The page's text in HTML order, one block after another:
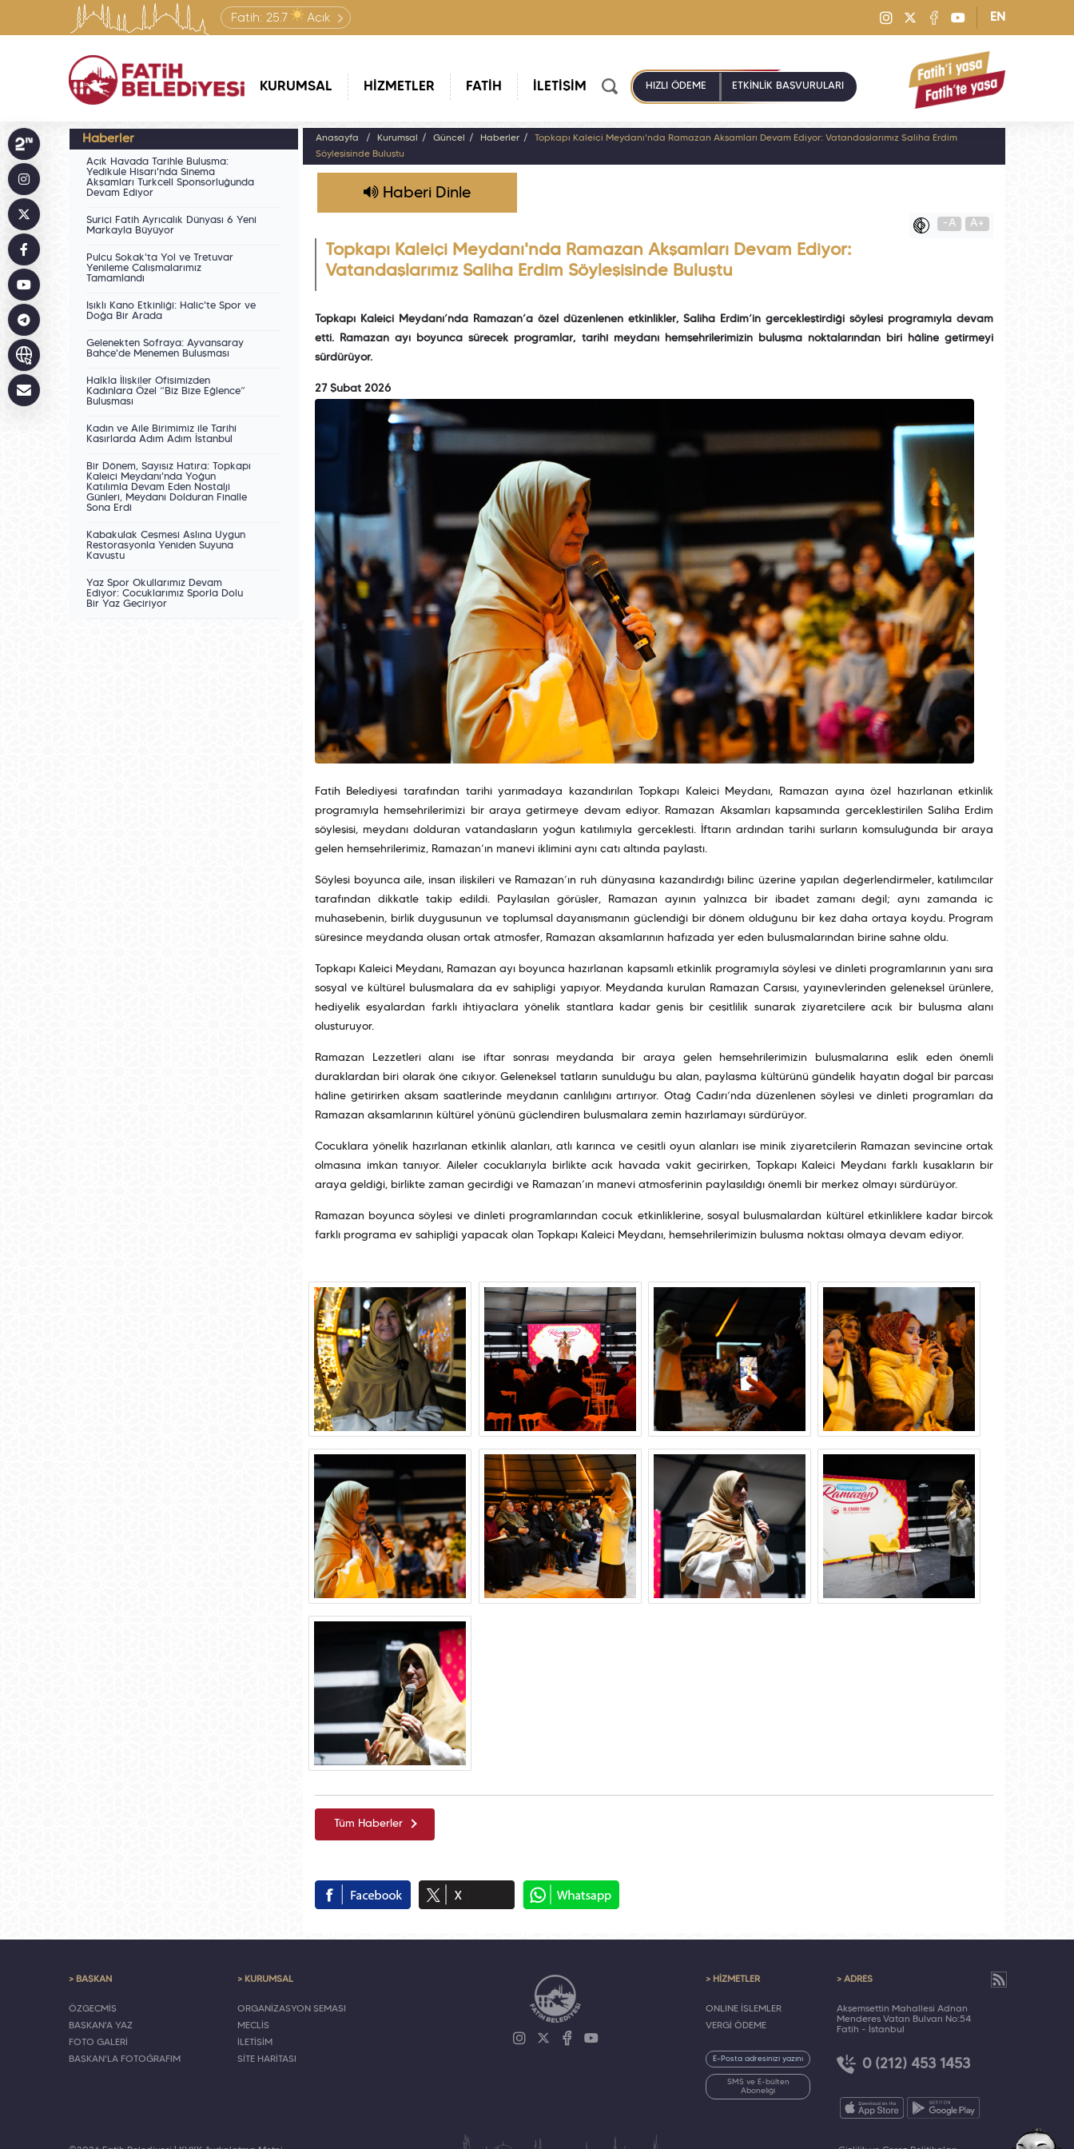
Fatih: 25.7 Açık EN
KURUMSAL HİZMETLER FATİH İLETİŞİM HIZLI ÖDEME ETKİNLİK BAŞVURULARI
Haberler
Açık Havada Tarihle Buluşma:
Yedikule Hisarı'nda Sinema
Akşamları Turkcell Sponsorluğunda
Devam Ediyor
Suriçi Fatih Ayrıcalık Dünyası 6 Yeni
Markayla Büyüyor
Pulcu Sokak'ta Yol ve Tretuvar
Yenileme Çalışmalarımız
Tamamlandı
Işıklı Kano Etkinliği: Haliç'te Spor ve
Doğa Bir Arada
Gelenekten Sofraya: Ayvansaray
Bahçe'de Menemen Buluşması
Halkla İlişkiler Ofisimizden
Kadınlara Özel “Biz Bize Eğlence”
Buluşması
Kadın ve Aile Birimimiz ile Tarihî
Kasırlarda Adım Adım İstanbul
Bir Dönem, Sayısız Hatıra: Topkapı
Kaleiçi Meydanı'nda Yoğun
Katılımla Devam Eden Nostalji
Günleri, Meydanı Dolduran Finalle
Sona Erdi
Kabakulak Çeşmesi Aslına Uygun
Restorasyonla Yeniden Suyuna
Kavuştu
Yaz Spor Okullarımız Devam
Ediyor: Çocuklarımız Sporla Dolu
Bir Yaz Geçiriyor
Anasayfa Kurumsal Güncel Haberler
Topkapı Kaleiçi Meydanı'nda Ramazan Akşamları Devam Ediyor: Vatandaşlarımız Saliha Erdim
Söyleşisinde Buluştu
Haberi Dinle
-A A+
Topkapı Kaleiçi Meydanı'nda Ramazan Akşamları Devam Ediyor:
Vatandaşlarımız Saliha Erdim Söyleşisinde Buluştu
Topkapı Kaleiçi Meydanı’nda Ramazan’a özel düzenlenen etkinlikler, Saliha Erdim’in gerçekleştirdiği söyleşi programıyla devam
etti. Ramazan ayı boyunca sürecek programlar, tarihî meydanı hemşehrilerimizin buluşma noktalarından biri hâline getirmeyi
sürdürüyor.
27 Şubat 2026
Fatih Belediyesi tarafından tarihî yarımadaya kazandırılan Topkapı Kaleiçi Meydanı, Ramazan ayına özel hazırlanan etkinlik
programıyla hemşehrilerimizi bir araya getirmeye devam ediyor. Ramazan Akşamları kapsamında gerçekleştirilen Saliha Erdim
söyleşisi, meydanı dolduran vatandaşların yoğun katılımıyla gerçekleşti. İftarın ardından tarihî surların komşuluğunda bir araya
gelen hemşehrilerimiz, Ramazan’ın manevi iklimini aynı çatı altında paylaştı.
Söyleşi boyunca aile, insan ilişkileri ve Ramazan’ın ruh dünyasına kazandırdığı bilinç üzerine yapılan değerlendirmeler, katılımcılar
tarafından dikkatle takip edildi. Paylaşılan görüşler, Ramazan ayının yalnızca bir ibadet zamanı değil; aynı zamanda iç
muhasebenin, birlik duygusunun ve toplumsal dayanışmanın güçlendiği bir dönem olduğunu bir kez daha ortaya koydu. Program
süresince meydanda oluşan ortak atmosfer, Ramazan akşamlarının hafızada yer eden buluşmalarından birine sahne oldu.
Topkapı Kaleiçi Meydanı, Ramazan ayı boyunca hazırlanan kapsamlı etkinlik programıyla söyleşi ve dinleti programlarının yanı sıra
sosyal ve kültürel buluşmalara da ev sahipliği yapıyor. Meydanda kurulan Ramazan Çarşısı, yayınevlerinden geleneksel ürünlere,
hediyelik eşyalardan farklı ihtiyaçlara yönelik stantlara kadar geniş bir çeşitlilik sunarak ziyaretçilere açık bir buluşma alanı
oluşturuyor.
Ramazan Lezzetleri alanı ise iftar sonrası meydanda bir araya gelen hemşehrilerimizin buluşmalarına eşlik eden önemli
duraklardan biri olarak öne çıkıyor. Geleneksel tatların sunulduğu bu alan, paylaşma kültürünü gündelik hayatın doğal bir parçası
hâline getirirken akşam saatlerinde meydanın canlılığını artırıyor. Otağ Çadırı’nda düzenlenen söyleşi ve dinleti programları da
Ramazan akşamlarının kültürel yönünü güçlendiren buluşmalara zemin hazırlamayı sürdürüyor.
Çocuklara yönelik hazırlanan etkinlik alanları, atlı karınca ve çeşitli oyun alanları ise minik ziyaretçilerin Ramazan sevincine ortak
olmasına imkân tanıyor. Aileler çocuklarıyla birlikte açık havada vakit geçirirken, Topkapı Kaleiçi Meydanı farklı kuşakların bir
araya geldiği, birlikte zaman geçirdiği ve Ramazan’ın manevi atmosferinin paylaşıldığı önemli bir merkez olmayı sürdürüyor.
Ramazan boyunca söyleşi ve dinleti programlarından çocuk etkinliklerine, sosyal buluşmalardan kültürel etkinliklere kadar birçok
farklı programa ev sahipliği yapacak olan Topkapı Kaleiçi Meydanı, hemşehrilerimizin buluşma noktası olmaya devam ediyor.
Tüm Haberler
> BAŞKAN
ÖZGEÇMİŞ
BAŞKAN'A YAZ
FOTO GALERİ
BAŞKAN'LA FOTOĞRAFIM
> KURUMSAL
ORGANİZASYON ŞEMASI
MECLİS
İLETİŞİM
SİTE HARİTASI
> HİZMETLER
ONLINE İŞLEMLER
VERGİ ÖDEME
SMS ve E-bülten
Aboneliği
> ADRES
Akşemsettin Mahallesi Adnan
Menderes Vatan Bulvarı No:54
Fatih - İstanbul
0 (212) 453 1453